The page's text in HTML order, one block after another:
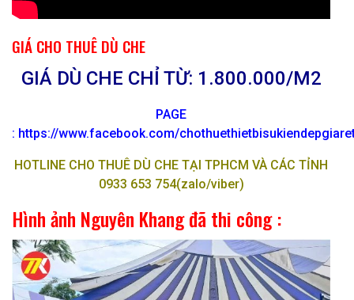
GIÁ CHO THUÊ DÙ CHE
GIÁ DÙ CHE CHỈ TỪ: 1.800.000/M2
PAGE
: https://www.facebook.com/
HOTLINE CHO THUÊ DÙ CHE TẠI TPHCM VÀ CÁC TỈNH
0933 653 754(zalo/viber)
Hình ảnh Nguyên Khang đã thi công :